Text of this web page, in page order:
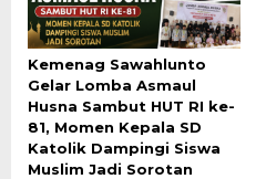
Kemenag Sawahlunto
Gelar Lomba Asmaul
Husna Sambut HUT RI ke-
81, Momen Kepala SD
Katolik Dampingi Siswa
Muslim Jadi Sorotan